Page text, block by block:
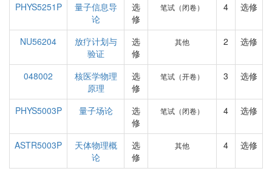
PHYS5251P
量子信息导
论
选
修
笔试（闭卷） 4 选修
NU56204
放疗计划与
验证
选
修
其他 2 选修
048002
核医学物理
原理
选
修
笔试（开卷） 3 选修
PHYS5003P 量子场论
选
修
笔试（闭卷） 4 选修
ASTR5003P
天体物理概
论
选
修
其他 4 选修